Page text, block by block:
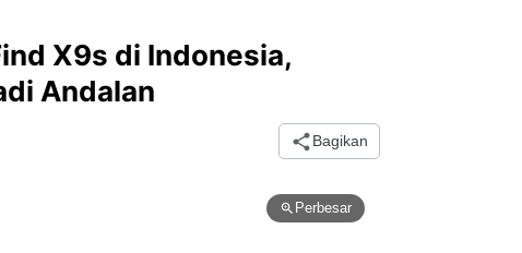
X9s di Indonesia,
Andalan
Bagikan
Perbesar